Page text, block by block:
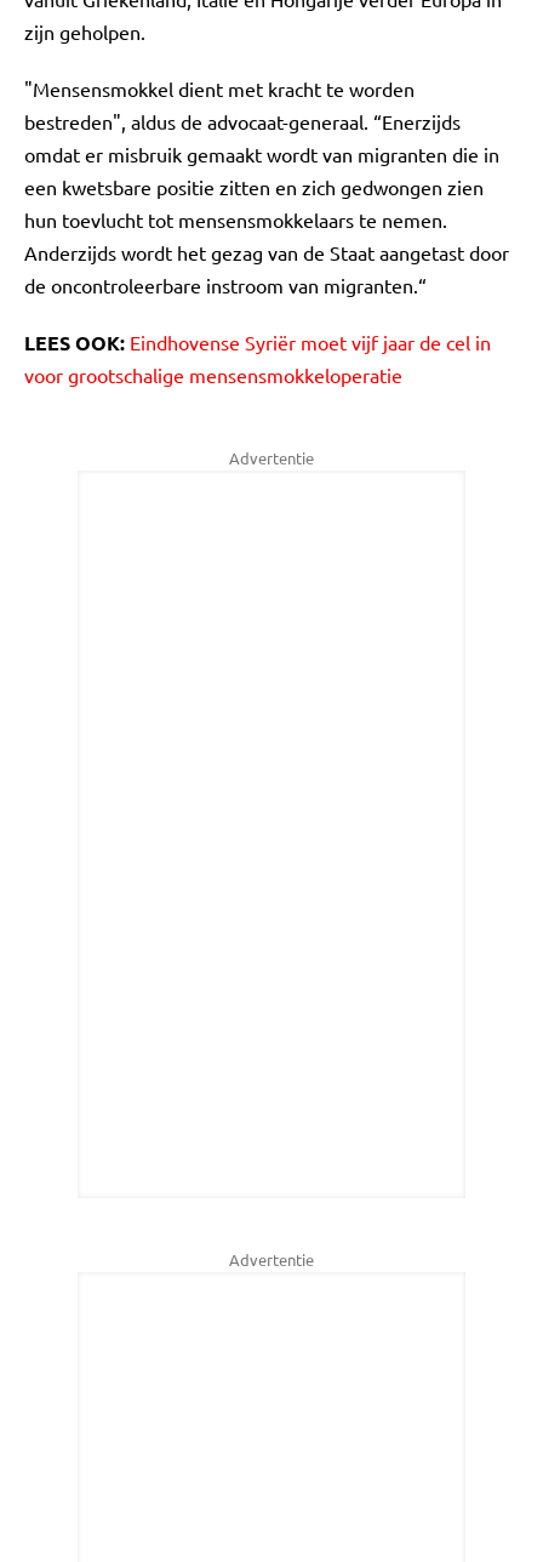
zijn geholpen.
"Mensensmokkel dient met kracht te worden
bestreden", aldus de advocaat-generaal. “Enerzijds
omdat er misbruik gemaakt wordt van migranten die in
een kwetsbare positie zitten en zich gedwongen zien
hun toevlucht tot mensensmokkelaars te nemen.
Anderzijds wordt het gezag van de Staat aangetast door
de oncontroleerbare instroom van migranten.“
LEES OOK: Eindhovense Syriër moet vijf jaar de cel in
voor grootschalige mensensmokkeloperatie
Advertentie
Advertentie